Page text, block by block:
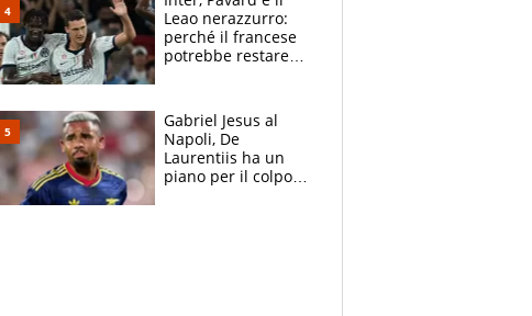
Leao nerazzurro:
perché il francese
potrebbe restare
Gabriel Jesus al
Napoli, De
Laurentiis ha un
piano per il colpo